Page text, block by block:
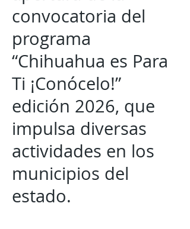
convocatoria del
programa
“Chihuahua es Para
Ti ¡Conócelo!”
edición 2026, que
impulsa diversas
actividades en los
municipios del
estado.